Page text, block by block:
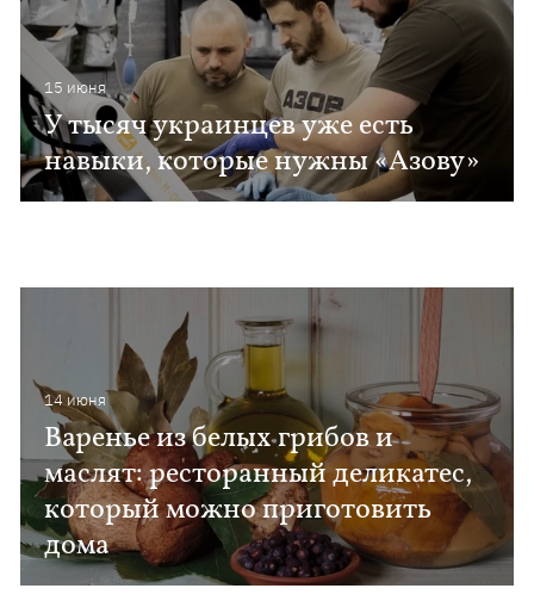
15 июня
У тысяч украинцев уже есть
навыки, которые нужны «Азову»
14 июня
Варенье из белых грибов и
маслят: ресторанный деликатес,
который можно приготовить
дома